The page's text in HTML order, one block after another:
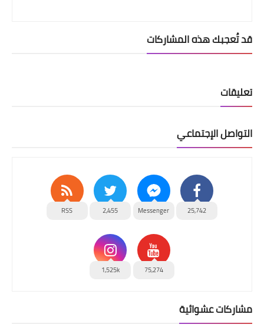
قد تُعجبك هذه المشاركات
تعليقات
التواصل الإجتماعي
25,742
Messenger
2,455
RSS
75,274
1,525k
مشاركات عشوائية